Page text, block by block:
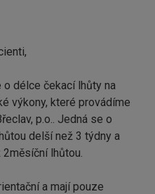
délce čekací lhůty na
výkony, které provádíme
p.o.. Jedná se o
delší než 3 týdny a
lhůtou.
a mají pouze